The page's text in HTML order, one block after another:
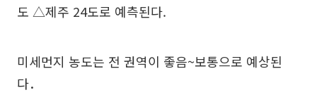
도 △제주 24도로 예측된다.
미세먼지 농도는 전 권역이 좋음~보통으로 예상된
다．